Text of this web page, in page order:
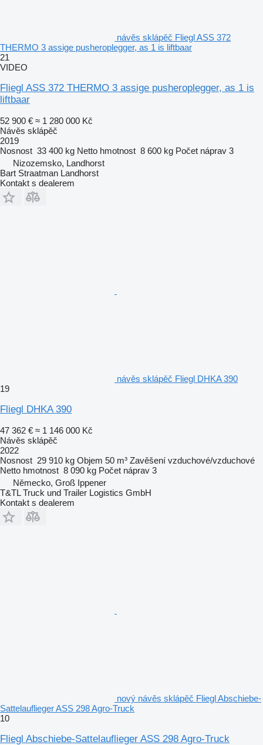
návěs sklápěč Fliegl ASS 372
THERMO 3 assige pusheroplegger, as 1 is liftbaar
21
VIDEO
Fliegl ASS 372 THERMO 3 assige pusheroplegger, as 1 is
liftbaar
52 900 € ≈ 1 280 000 Kč
Návěs sklápěč
2019
Nosnost 33 400 kg Netto hmotnost 8 600 kg Počet náprav 3
Nizozemsko, Landhorst
Bart Straatman Landhorst
Kontakt s dealerem
návěs sklápěč Fliegl DHKA 390
19
Fliegl DHKA 390
47 362 € ≈ 1 146 000 Kč
Návěs sklápěč
2022
Nosnost 29 910 kg Objem 50 m³ Zavěšení vzduchové/vzduchové
Netto hmotnost 8 090 kg Počet náprav 3
Německo, Groß Ippener
T&TL Truck und Trailer Logistics GmbH
Kontakt s dealerem
nový návěs sklápěč Fliegl Abschiebe-
Sattelauflieger ASS 298 Agro-Truck
10
Fliegl Abschiebe-Sattelauflieger ASS 298 Agro-Truck